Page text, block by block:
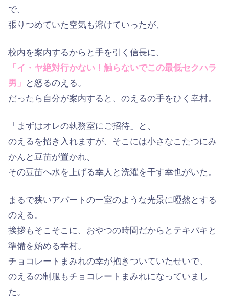
で、
張りつめていた空気も溶けていったが、
校内を案内するからと手を引く信長に、
「イ・ヤ絶対行かない！触らないでこの最低セクハラ
男」
と怒るのえる。
だったら自分が案内すると、のえるの手をひく幸村。
「まずはオレの執務室にご招待」と、
のえるを招き入れますが、そこには小さなこたつにみ
かんと豆苗が置かれ、
その豆苗へ水を上げる幸人と洗濯を干す幸也がいた。
まるで狭いアパートの一室のような光景に啞然とする
のえる。
挨拶もそこそこに、おやつの時間だからとテキパキと
準備を始める幸村。
チョコレートまみれの幸が抱きついていたせいで、
のえるの制服もチョコレートまみれになっていまし
た。